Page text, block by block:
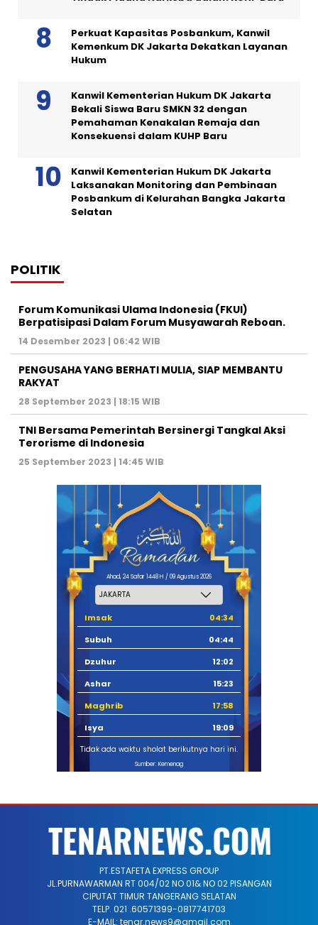
Perkuat Kapasitas Posbankum, Kanwil
Kemenkum DK Jakarta Dekatkan Layanan
Hukum
Kanwil Kementerian Hukum DK Jakarta
Bekali Siswa Baru SMKN 32 dengan
Pemahaman Kenakalan Remaja dan
Konsekuensi dalam KUHP Baru
Kanwil Kementerian Hukum DK Jakarta
Laksanakan Monitoring dan Pembinaan
Posbankum di Kelurahan Bangka Jakarta
Selatan
POLITIK
Forum Komunikasi Ulama Indonesia (FKUI)
Berpatisipasi Dalam Forum Musyawarah Reboan.
14 Desember 2023 | 06:42 WIB
PENGUSAHA YANG BERHATI MULIA, SIAP MEMBANTU
RAKYAT
28 September 2023 | 18:15 WIB
TNI Bersama Pemerintah Bersinergi Tangkal Aksi
Terorisme di Indonesia
25 September 2023 | 14:45 WIB
Ahad, 24 Safar 1448 H / 09 Agustus 2026
Imsak
04:34
Subuh
04:44
Dzuhur
12:02
Ashar
15:23
Maghrib
17:58
Isya
19:09
Tidak ada waktu sholat berikutnya hari ini.
Sumber: Kemenag
PT.ESTAFETA EXPRESS GROUP
JL.PURNAWARMAN RT 004/02 NO 01& NO 02 PISANGAN
CIPUTAT TIMUR TANGERANG SELATAN
TELP. 021 .60571399-0817741703
E-MAIL: tenar.news9@gmail.com